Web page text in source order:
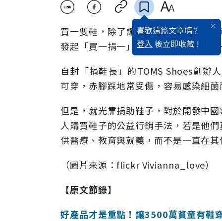
喜歡這篇文章嗎 ?
登入 後立即收藏 !
買一雙鞋，除了讓自己看起來更好，
發起「買一捐一」的銷售模式，每賣
自封「捐鞋長」的TOMS Shoes創辦
可穿，赤腳踩地常受傷，容易感染細
但是，就光靠捐助鞋子，對於開發中
人購買鞋子的公益行銷手法，若是他
供醫療、教育與就義，而不是一直在
（圖片來源：flickr Vivianna_love）
【原文節錄】
好產品才是重點！讓3500萬貧童有鞋